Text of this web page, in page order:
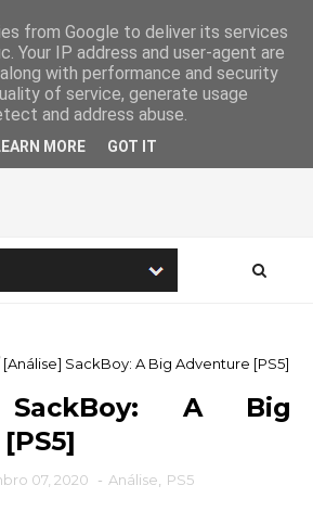
[Análise] SackBoy: A Big Adventure [PS5]
SackBoy: A Big
07, 2020 - Análise PS5
from Google to deliver its services
Your IP address and user-agent are
with performance and security
of service, generate usage
and address abuse.
MORE GOT IT